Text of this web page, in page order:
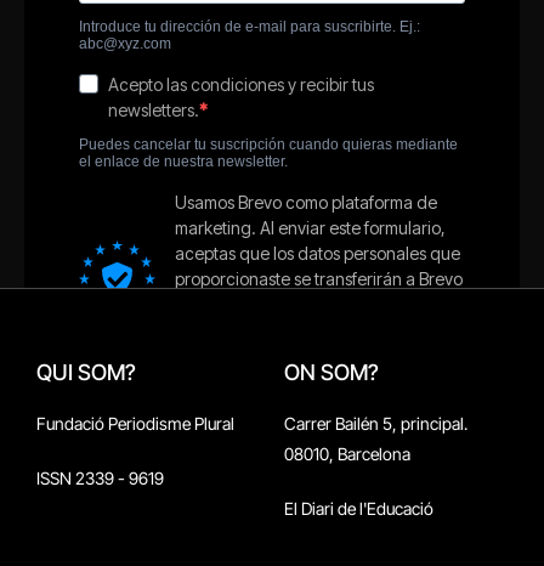
QUI SOM?
Fundació Periodisme Plural
ISSN 2339 - 9619
ON SOM?
Carrer Bailén 5, principal.
08010, Barcelona
El Diari de l'Educació